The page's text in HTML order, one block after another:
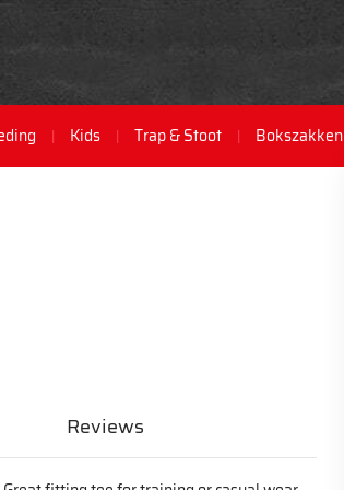
Kids Trap & Stoot Bokszakken
Reviews